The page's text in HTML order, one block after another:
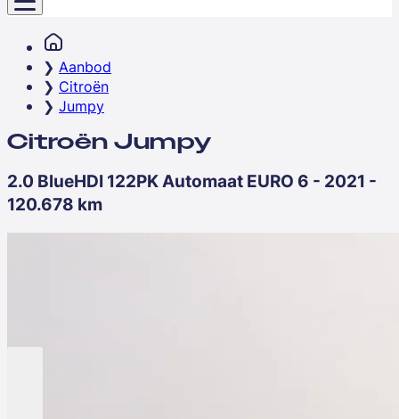
Aanbod
Citroën
Jumpy
Citroën Jumpy
2.0 BlueHDI 122PK Automaat EURO 6 - 2021 -
120.678 km